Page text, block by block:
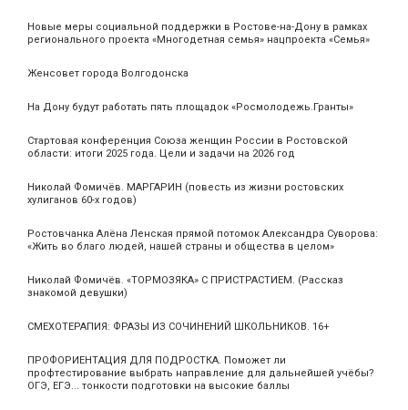
Новые меры социальной поддержки в Ростове-на-Дону в рамках
регионального проекта «Многодетная семья» нацпроекта «Семья»
Женсовет города Волгодонска
На Дону будут работать пять площадок «Росмолодежь.Гранты»
Стартовая конференция Союза женщин России в Ростовской
области: итоги 2025 года. Цели и задачи на 2026 год
Николай Фомичёв. МАРГАРИН (повесть из жизни ростовских
хулиганов 60-х годов)
Ростовчанка Алёна Ленская прямой потомок Александра Суворова:
«Жить во благо людей, нашей страны и общества в целом»
Николай Фомичёв. «ТОРМОЗЯКА» С ПРИСТРАСТИЕМ. (Рассказ
знакомой девушки)
СМЕХОТЕРАПИЯ: ФРАЗЫ ИЗ СОЧИНЕНИЙ ШКОЛЬНИКОВ. 16+
ПРОФОРИЕНТАЦИЯ ДЛЯ ПОДРОСТКА. Поможет ли
профтестирование выбрать направление для дальнейшей учёбы?
ОГЭ, ЕГЭ... тонкости подготовки на высокие баллы